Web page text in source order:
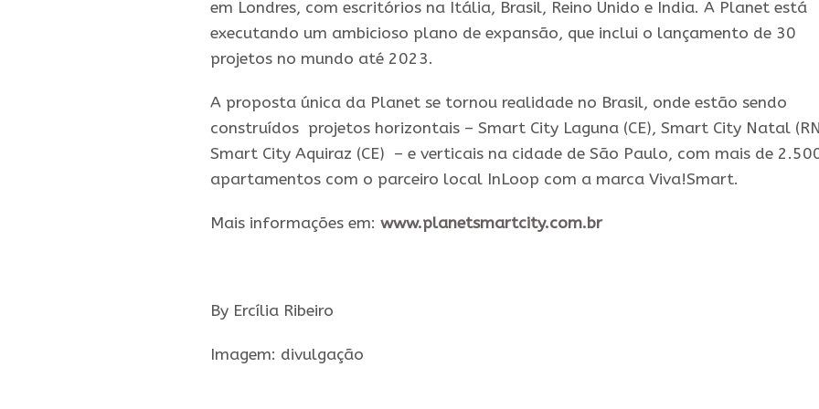
em Londres, com escritórios na Itália, Brasil, Reino Unido e India. A Planet está
executando um ambicioso plano de expansão, que inclui o lançamento de 30
projetos no mundo até 2023.
A proposta única da Planet se tornou realidade no Brasil, onde estão sendo
construídos projetos horizontais – Smart City Laguna (CE), Smart City Natal
Smart City Aquiraz (CE) – e verticais na cidade de São Paulo, com mais de
apartamentos com o parceiro local InLoop com a marca Viva!Smart.
Mais informações em: www.planetsmartcity.com.br
By Ercília Ribeiro
Imagem: divulgação